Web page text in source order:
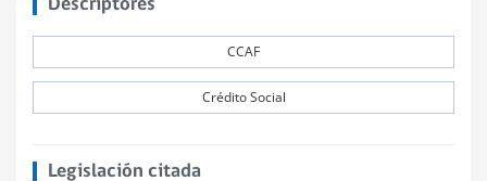
Descriptores
CCAF
Crédito Social
Legislación citada